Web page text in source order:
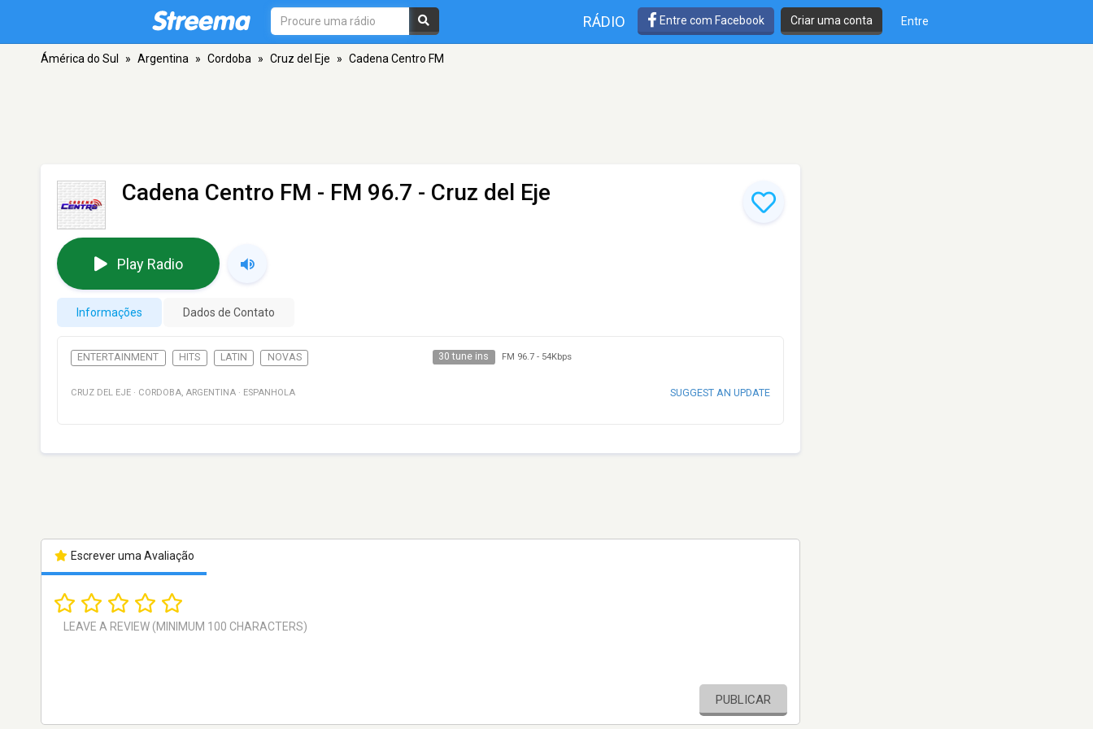
RÁDIO Entre com Facebook Criar uma conta Entre
Ámérica do Sul » Argentina » Cordoba » Cruz del Eje » Cadena Centro FM
Cadena Centro FM - FM 96.7 - Cruz del Eje
Play Radio
Informações Dados de Contato
ENTERTAINMENT HITS LATIN NOVAS 30 tune ins FM 96.7- 54Kbps
CRUZ DEL EJE · CORDOBA, ARGENTINA · ESPANHOLA SUGGEST AN UPDATE
Escrever uma Avaliação
PUBLICAR